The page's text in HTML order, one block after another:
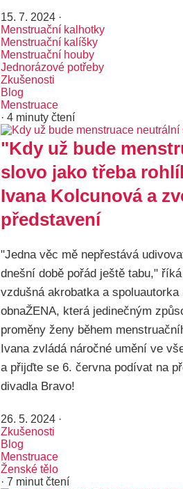
15. 7. 2024 ·
Menstruační kalhotky
Menstruační kalíšky
Menstruační houby
Jednorázové potřeby
Zkušenosti
Blog
Menstruace
· 4 minuty čtení
"Kdy už bude
slovo jako třeba
Ivana Kolcunová a
představení
"Jedna věc mě nepřestává
dnešní době pořád ještě tabu,"
vzdušná akrobatka a
obnaŽENA, která jedinečným
proměny ženy během
Ivana zvládá náročné umění ve
a přijďte se 6. června podívat na
divadla Bravo!
26. 5. 2024 ·
Zkušenosti
Blog
Menstruace
Ženské tělo
· 7 minut čtení